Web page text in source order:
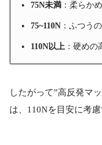
75N未満 ：柔らか
75~110N ：ふつう
110N以上 ：硬めの
したがって”高反発マ
は、110Nを目安に考